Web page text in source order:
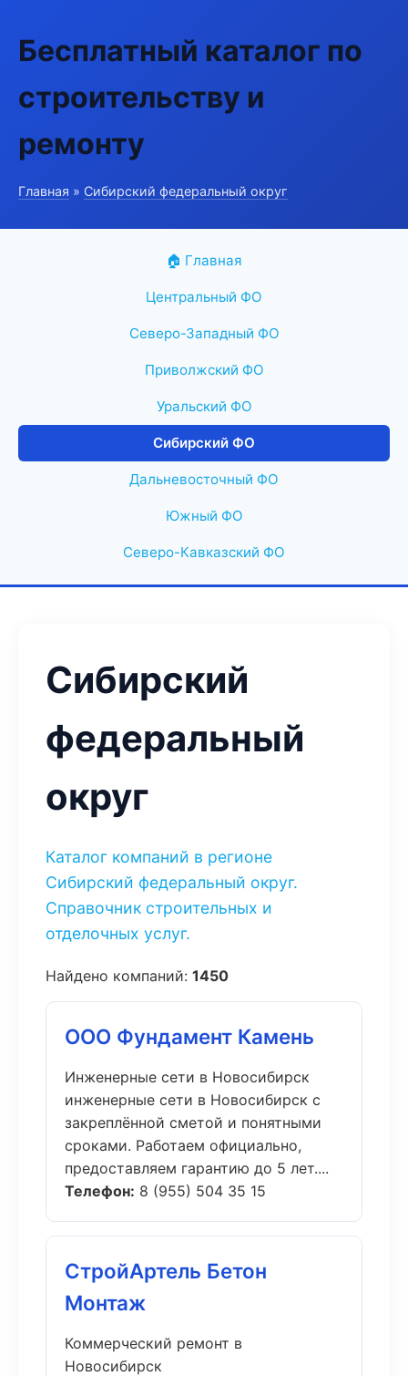
Бесплатный каталог по
строительству и
ремонту
Главная » Сибирский федеральный округ
🏠 Главная
Центральный ФО
Северо-Западный ФО
Приволжский ФО
Уральский ФО
Сибирский ФО
Дальневосточный ФО
Южный ФО
Северо-Кавказский ФО
Сибирский
федеральный
округ
Каталог компаний в регионе
Сибирский федеральный округ.
Справочник строительных и
отделочных услуг.
Найдено компаний: 1450
ООО Фундамент Камень
Инженерные сети в Новосибирск
инженерные сети в Новосибирск с
закреплённой сметой и понятными
сроками. Работаем официально,
предоставляем гарантию до 5 лет....
Телефон: 8 (955) 504 35 15
СтройАртель Бетон
Монтаж
Коммерческий ремонт в
Новосибирск